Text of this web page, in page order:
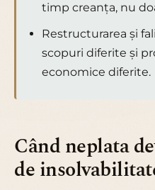
timp creanța, nu
Restructurarea și
scopuri diferite și
economice diferite.
Când neplata
de